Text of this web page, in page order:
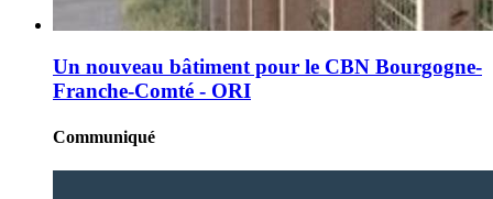
Un nouveau bâtiment pour le CBN Bourgogne-
Franche-Comté - ORI
Communiqué